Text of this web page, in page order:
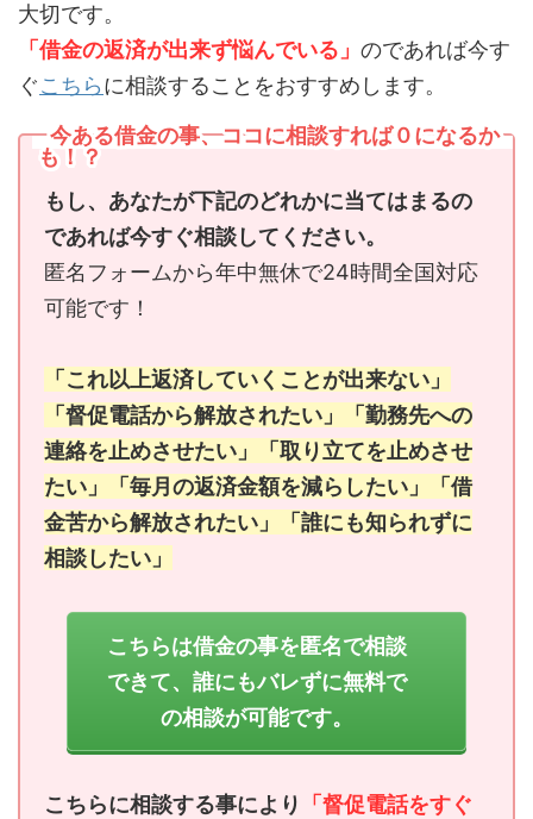
大切です。
「借金の返済が出来ず悩んでいる」 のであれば今す
ぐこちらに相談することをおすすめします。
今ある借金の事、ココに相談すれば０になるか
も！？
もし、あなたが下記のどれかに当てはまるの
であれば今すぐ相談してください。
匿名フォームから年中無休で24時間全国対応
可能です！
「これ以上返済していくことが出来ない」
「督促電話から解放されたい」「勤務先への
連絡を止めさせたい」「取り立てを止めさせ
たい」「毎月の返済金額を減らしたい」「借
金苦から解放されたい」「誰にも知られずに
相談したい」
こちらは借金の事を匿名で相談
できて、誰にもバレずに無料で
の相談が可能です。
こちらに相談する事により
「督促電話をすぐ